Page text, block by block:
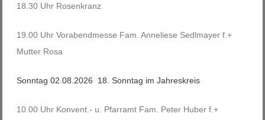
18.30 Uhr Rosenkranz
19.00 Uhr Vorabendmesse Fam. Anneliese Sedlmayer f.+
Mutter Rosa
Sonntag 02.08.2026 18. Sonntag im Jahreskreis
10.00 Uhr Konvent.- u. Pfarramt Fam. Peter Huber f.+